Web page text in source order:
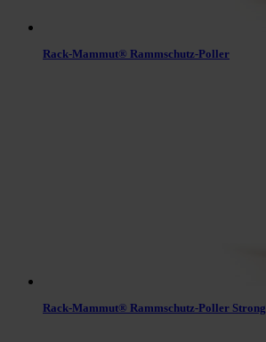
Rack-Mammut® Rammschutz-Poller
Rack-Mammut® Rammschutz-Poller Strong